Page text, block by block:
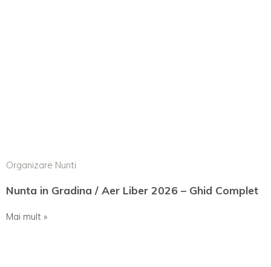
Organizare Nunti
Nunta in Gradina / Aer Liber 2026 – Ghid Complet
Mai mult »